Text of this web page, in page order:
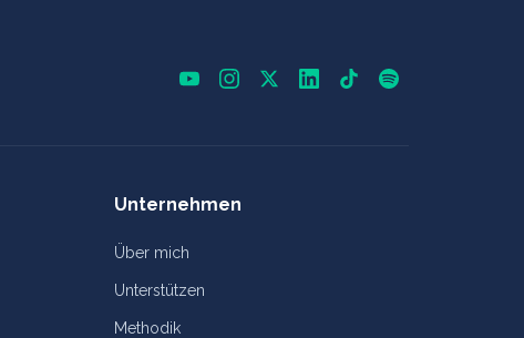
Unternehmen
Über mich
Unterstützen
Methodik